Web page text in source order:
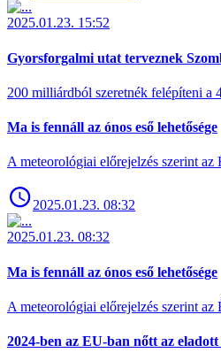
2025.01.23. 15:52
Gyorsforgalmi utat terveznek
200 milliárdból szeretnék felépíteni a
Ma is fennáll az ónos eső lehetősége
A meteorológiai előrejelzés szerint
2025.01.23. 08:32
2025.01.23. 08:32
Ma is fennáll az ónos eső lehetősége
A meteorológiai előrejelzés szerint
2024-ben az EU-ban nőtt az